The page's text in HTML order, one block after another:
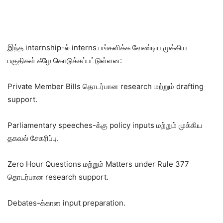
இந்த internship-ல் interns பங்களிக்க வேண்டிய முக்கிய
பகுதிகள் கீழே கொடுக்கப்பட்டுள்ளன:
Private Member Bills தொடர்பான research மற்றும் drafting
support.
Parliamentary speeches-க்கு policy inputs மற்றும் முக்கிய
தகவல் சேகரிப்பு.
Zero Hour Questions மற்றும் Matters under Rule 377
தொடர்பான research support.
Debates-க்கான input preparation.